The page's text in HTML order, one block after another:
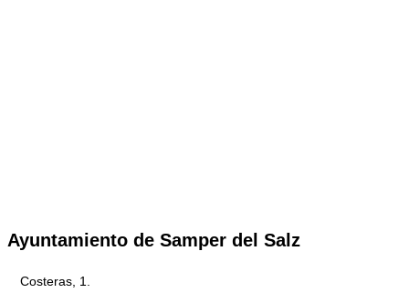
Ayuntamiento de Samper del Salz
Costeras, 1.